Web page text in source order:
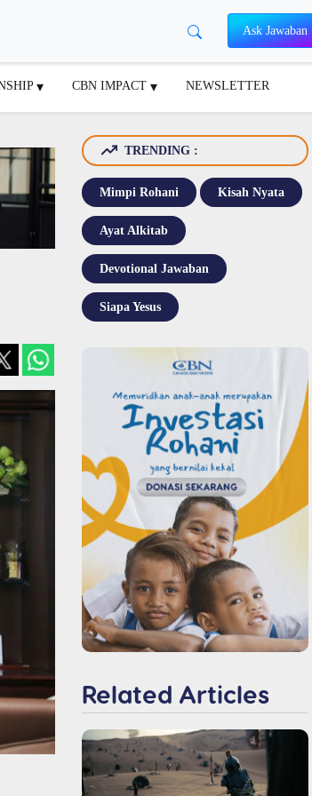
Ask Jawaban
CBN IMPACT NEWSLETTER
TRENDING :
Mimpi Rohani Kisah Nyata
Ayat Alkitab
Devotional Jawaban
Siapa Yesus
Related Articles